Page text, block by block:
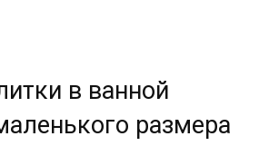
в ванной
размера